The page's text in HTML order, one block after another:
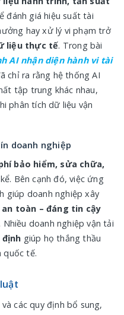
đánh giá hiệu suất tài
hay xử lý vi phạm trở
liệu thực tế. Trong bài
AI nhận diện hành vi tài
chỉ ra rằng hệ thống AI
tập trung khác nhau,
phân tích dữ liệu vận
doanh nghiệp
bảo hiểm, sửa chữa,
Bên cạnh đó, việc ứng
giúp doanh nghiệp xây
toàn – đáng tin cậy
doanh nghiệp vận tải
giúp họ thắng thầu
quốc tế.
và các quy định bổ sung,